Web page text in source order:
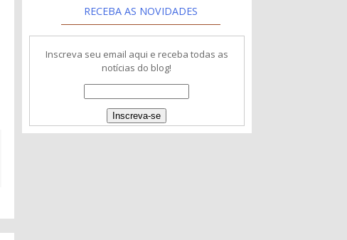
RECEBA AS NOVIDADES
Inscreva seu email aqui e receba todas as
notícias do blog!